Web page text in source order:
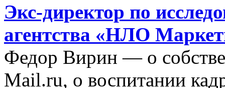
Экс-директор по
агентства «НЛО
Федор Вирин — о
Mail.ru, о воспитании